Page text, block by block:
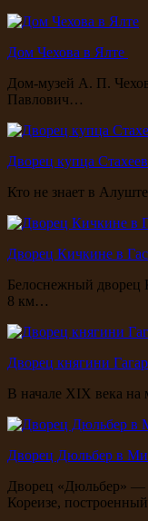
Дом Чехова в Ялте
Дом-музей А. П.
Павлович…
Дворец купца
Кто не знает в
Дворец Кичкине в
Белоснежный дворец
8 км…
Дворец княгини
В начале XIX века на
Дворец Дюльбер в
Дворец «Дюльбер» —
Кореизе,